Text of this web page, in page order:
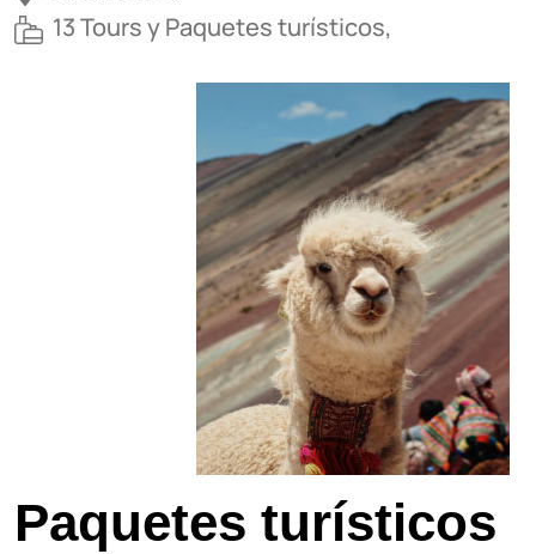
13 Tours y Paquetes turísticos,
Paquetes turísticos